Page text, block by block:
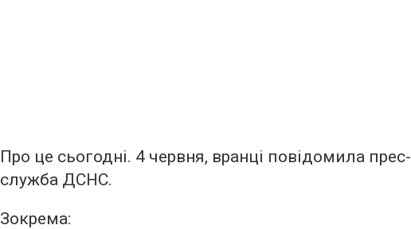
Про це сьогодні. 4 червня, вранці повідомила прес-
служба ДСНС.
Зокрема: